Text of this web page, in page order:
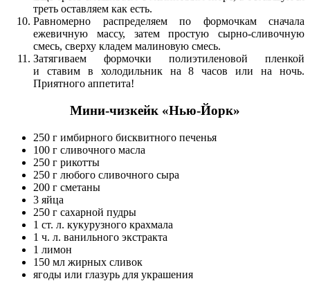
треть оставляем как есть.
Равномерно распределяем по формочкам сначала
ежевичную массу, затем простую сырно-сливочную
смесь, сверху кладем малиновую смесь.
Затягиваем формочки полиэтиленовой пленкой
и ставим в холодильник на 8 часов или на ночь.
Приятного аппетита!
Мини-чизкейк «Нью-Йорк»
250 г имбирного бисквитного печенья
100 г сливочного масла
250 г рикотты
250 г любого сливочного сыра
200 г сметаны
3 яйца
250 г сахарной пудры
1 ст. л. кукурузного крахмала
1 ч. л. ванильного экстракта
1 лимон
150 мл жирных сливок
ягоды или глазурь для украшения